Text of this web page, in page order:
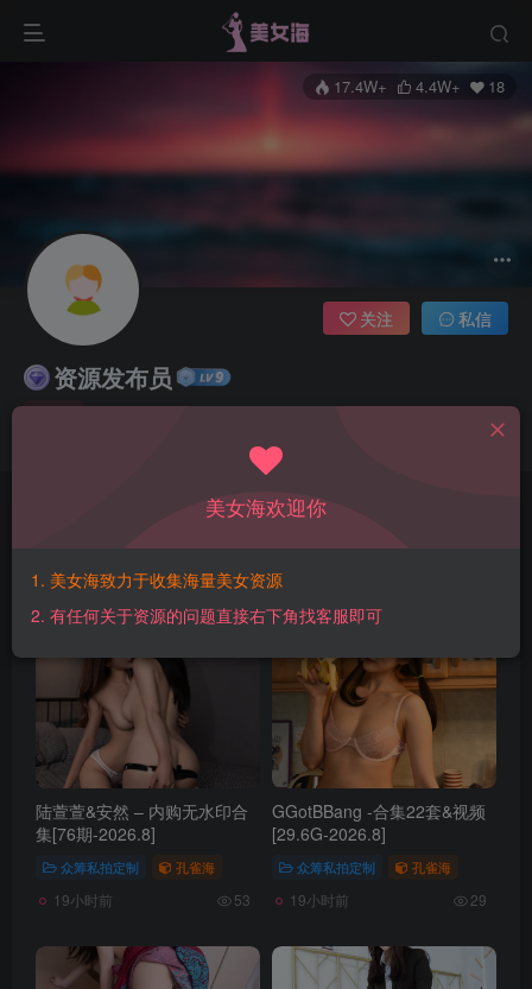
17.4W+ 4.4W+ 18
资源发布员
管理员
关注 私信
评论 0 版块
发布 4407
陆萱萱&安然 – 内购无水印合
集[76期-2026.8]
众筹私拍定制 孔雀海
19小时前 53
GGotBBang -合集22套&视频
[29.6G-2026.8]
众筹私拍定制 孔雀海
19小时前 29
美女海欢迎你
1. 美女海致力于收集海量美女资源
2. 有任何关于资源的问题直接右下角找客服即可